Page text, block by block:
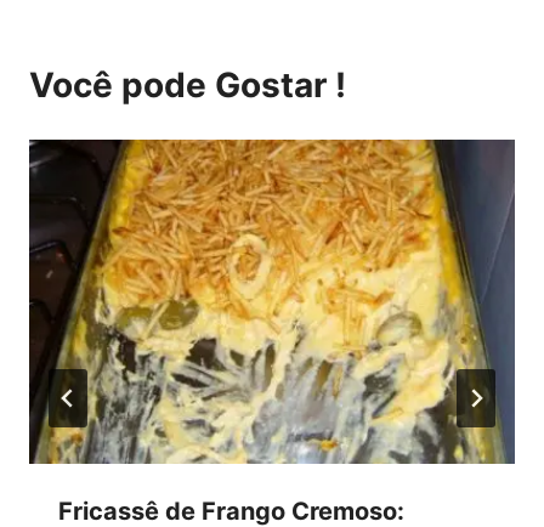
Você pode Gostar !
Fricassê de Frango Cremoso: